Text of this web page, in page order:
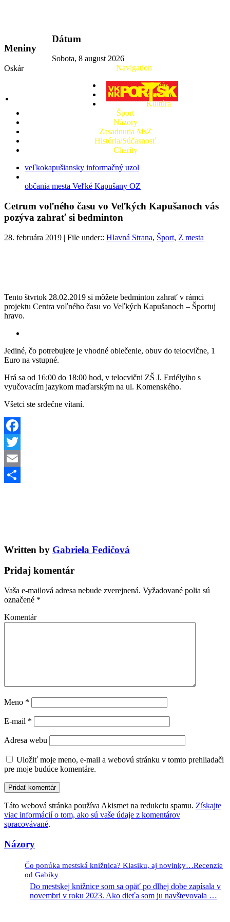
Meniny
Oskár
Dátum
Sobota, 8 august 2026
Navigation
O nás
Z mesta
Kultúra
Šport
Názory
Zasadnutia MsZ
História/Súčasnosť
Charity
veľkokapušiansky informačný uzol
občania mesta Veľké Kapušany OZ
Cetrum voľného času vo Veľkých Kapušanoch vás
pozýva zahrať si bedminton
28. februára 2019 | File under:: Hlavná Strana, Šport, Z mesta
Tento štvrtok 28.02.2019 si môžete bedminton zahrať v rámci
projektu Centra voľného času vo Veľkých Kapušanoch – Športuj
hravo.
Jediné, čo potrebujete je vhodné oblečenie, obuv do telocvične, 1
Euro na vstupné.
Hrá sa od 16:00 do 18:00 hod, v telocvični ZŠ J. Erdélyiho s
vyučovacím jazykom maďarským na ul. Komenského.
Všetci ste srdečne vítaní.
Facebook
Twitter
Email
Written by Gabriela Fedičová
Pridaj komentár
Vaša e-mailová adresa nebude zverejnená. Vyžadované polia sú
označené *
Komentár
Meno *
E-mail *
Adresa webu
Uložiť moje meno, e-mail a webovú stránku v tomto prehliadači
pre moje budúce komentáre.
Táto webová stránka používa Akismet na redukciu spamu. Získajte
viac informácií o tom, ako sú vaše údaje z komentárov
spracovávané.
Názory
Čo ponúka mestská knižnica? Klasiku, aj novinky…Recenzie
od Gabiky
Do mestskej knižnice som sa opäť po dlhej dobe zapísala v
novembri v roku 2023. Ako dieťa som ju navštevovala …